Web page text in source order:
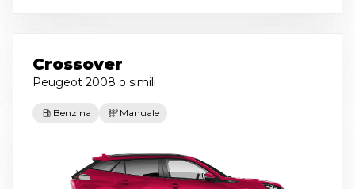
Crossover
Peugeot 2008 o simili
Benzina Manuale